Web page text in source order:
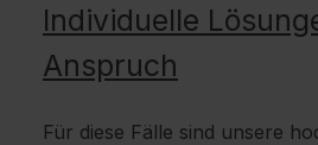
Individuelle
Anspruch
Für diese Fälle sind unsere